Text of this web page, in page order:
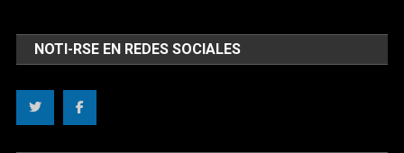
NOTI-RSE EN REDES SOCIALES